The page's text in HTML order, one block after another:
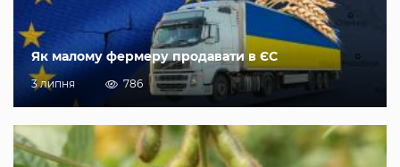
Як малому фермеру продавати в ЄС
3 липня 786